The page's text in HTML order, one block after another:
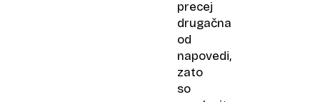
precej
drugačna
od
napovedi,
zato
so